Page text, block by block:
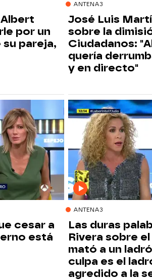
por un
pareja,
ANTENA3
José Luis
sobre la
Ciudadanos:
quería
y en directo"
cesar a
está
ANTENA3
Las duras
Rivera sobre
mató a un
culpa es el
agredido a la